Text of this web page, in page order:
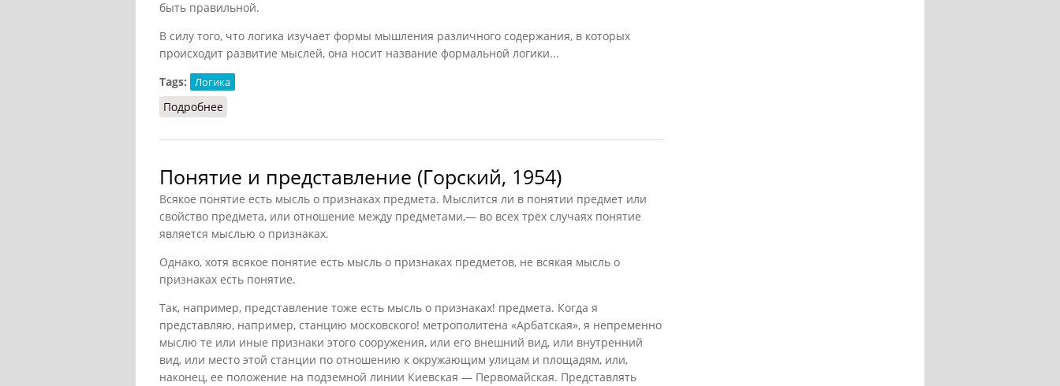
быть правильной.
В силу того, что логика изучает формы мышления различного содержания, в которых
происходит развитие мыслей, она носит название формальной логики...
Tags:
Логика
Подробнее
Понятие и представление (Горский, 1954)
Всякое понятие есть мысль о признаках предмета. Мыслится ли в понятии предмет или
свойство предмета, или отношение между предметами,— во всех трёх случаях понятие
является мыслью о признаках.
Однако, хотя всякое понятие есть мысль о признаках предметов, не всякая мысль о
признаках есть понятие.
Так, например, представление тоже есть мысль о признаках! предмета. Когда я
представляю, например, станцию московского! метрополитена «Арбатская», я непременно
мыслю те или иные признаки этого сооружения, или его внешний вид, или внутренний
вид, или место этой станции по отношению к окружающим улицам и площадям, или,
наконец, ее положение на подземной линии Киевская — Первомайская. Представлять